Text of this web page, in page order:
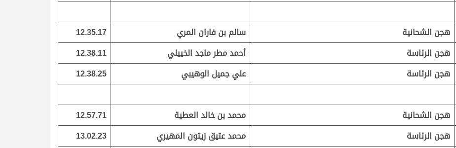
هجن الشحانية سالم بن فاران المري
12.35.17
هجن الرئاسة أحمد مطر ماجد الخييلي
12.38.11
هجن الرئاسة علي جميل الوهيبي 12.38.25
هجن الشحانية محمد بن خالد العطية
12.57.71
هجن الرئاسة محمد عتيق زيتون المهيري
13.02.23